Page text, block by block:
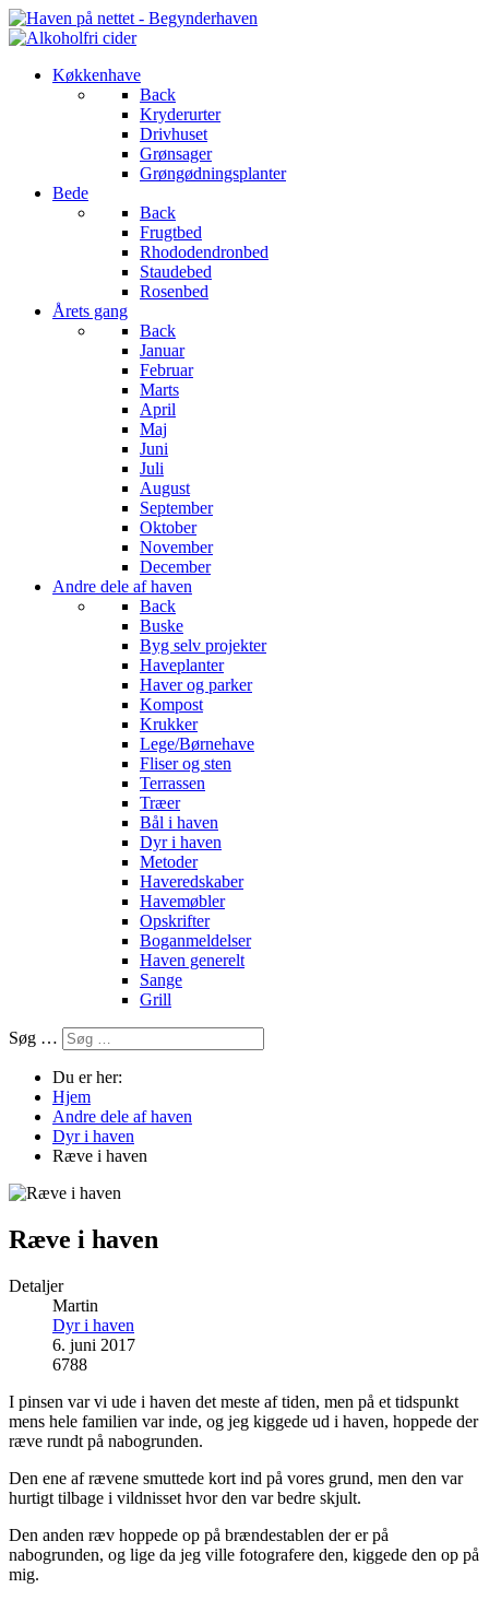
Køkkenhave
Back
Kryderurter
Drivhuset
Grønsager
Grøngødningsplanter
Bede
Back
Frugtbed
Rhododendronbed
Staudebed
Rosenbed
Årets gang
Back
Januar
Februar
Marts
April
Maj
Juni
Juli
August
September
Oktober
November
December
Andre dele af haven
Back
Buske
Byg selv projekter
Haveplanter
Haver og parker
Kompost
Krukker
Lege/Børnehave
Fliser og sten
Terrassen
Træer
Bål i haven
Dyr i haven
Metoder
Haveredskaber
Havemøbler
Opskrifter
Boganmeldelser
Haven generelt
Sange
Grill
Søg …
Du er her:
Hjem
Andre dele af haven
Dyr i haven
Ræve i haven
Ræve i haven
Detaljer
Martin
Dyr i haven
6. juni 2017
6788
I pinsen var vi ude i haven det meste af tiden, men på et tidspunkt
mens hele familien var inde, og jeg kiggede ud i haven, hoppede der
ræve rundt på nabogrunden.
Den ene af rævene smuttede kort ind på vores grund, men den var
hurtigt tilbage i vildnisset hvor den var bedre skjult.
Den anden ræv hoppede op på brændestablen der er på
nabogrunden, og lige da jeg ville fotografere den, kiggede den op på
mig.